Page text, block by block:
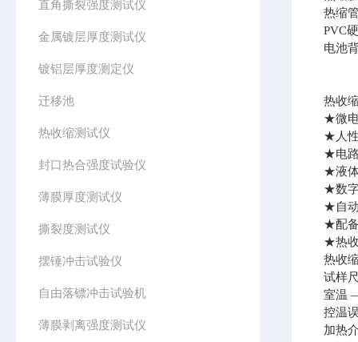
直角撕裂强度测试仪
金属镀层厚度测试仪
镀铝层厚度测定仪
迁移池
热收缩测试仪
封口热合强度试验仪
薄膜厚度测试仪
撕裂度测试仪
摆锤冲击试验仪
自由落镖冲击试验机
薄膜剥离强度测试仪
热缩
PVC
电池
热收
★微
★人
★电
★液
★数字
★自
★配
★热
热收
试样
室温
控温
加热